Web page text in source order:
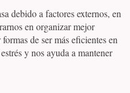
debido a factores externos, en
en organizar mejor
de ser más eficientes en
y nos ayuda a mantener